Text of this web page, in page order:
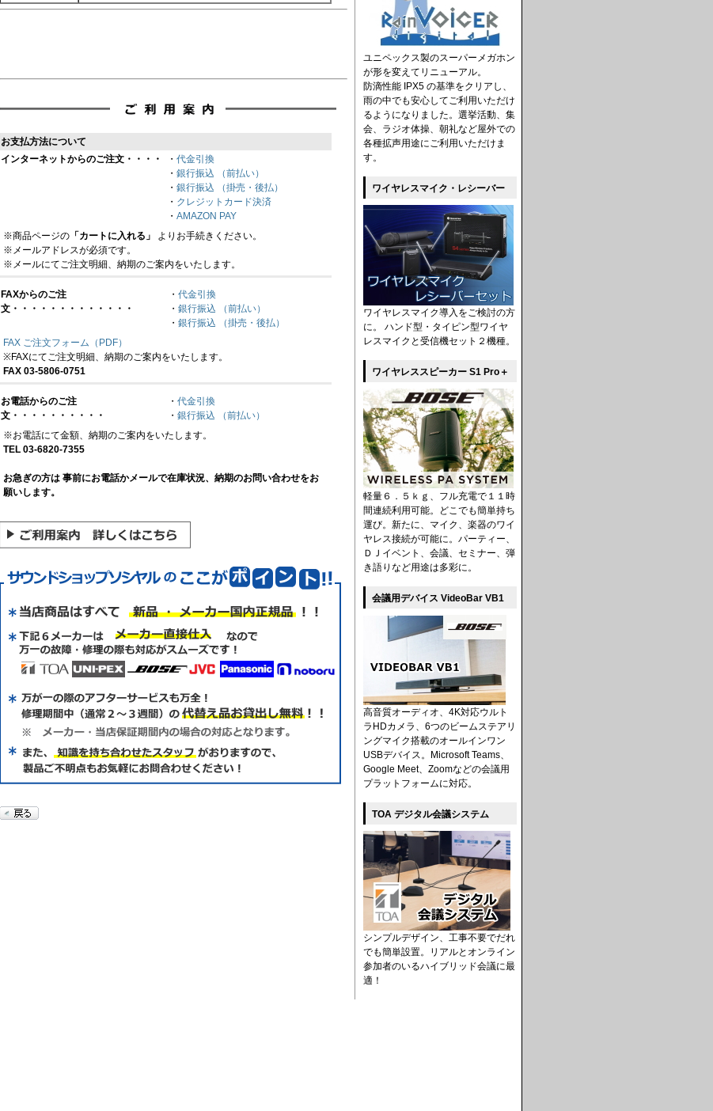
お支払方法について
インターネットからのご注文・・・・
・ 代金引換
・ 銀行振込 （前払い）
・ 銀行振込 （掛売・後払）
・ クレジットカード決済
・ AMAZON PAY
※商品ページの 「カートに入れる」
よりお手続きください。
※メールアドレスが必須です。
※メールにてご注文明細、納期のご案内をいたします。
FAXからのご注
文・・・・・・・・・・・・・
・ 代金引換
・ 銀行振込 （前払い）
・ 銀行振込 （掛売・後払）
FAX ご注文フォーム（PDF）
※FAXにてご注文明細、納期のご案内をいたします。
FAX 03-5806-0751
お電話からのご注
文・・・・・・・・・・
・ 代金引換
・ 銀行振込 （前払い）
※お電話にて金額、納期のご案内をいたします。
TEL 03-6820-7355
お急ぎの方は 事前にお電話かメールで在庫状況、納期のお問い合わせをお
願いします。
ユニペックス製のスーパーメガホン
が形を変えてリニューアル。
防滴性能 IPX5 の基準をクリアし、
雨の中でも安心してご利用いただけ
るようになりました。選挙活動、集
会、ラジオ体操、朝礼など屋外での
各種拡声用途にご利用いただけま
す。
ワイヤレスマイク・レシーバー
ワイヤレスマイク導入をご検討の方
に。 ハンド型・タイピン型ワイヤ
レスマイクと受信機セット２機種。
ワイヤレススピーカー S1 Pro＋
軽量６．５ｋｇ、フル充電で１１時
間連続利用可能。どこでも簡単持ち
運び。新たに、マイク、楽器のワイ
ヤレス接続が可能に。パーティー、
ＤＪイベント、会議、セミナー、弾
き語りなど用途は多彩に。
会議用デバイス VideoBar VB1
高音質オーディオ、4K対応ウルト
ラHDカメラ、6つのビームステアリ
ングマイク搭載のオールインワン
USBデバイス。Microsoft Teams、
Google Meet、Zoomなどの会議用
プラットフォームに対応。
TOA デジタル会議システム
シンプルデザイン、工事不要でだれ
でも簡単設置。リアルとオンライン
参加者のいるハイブリッド会議に最
適！